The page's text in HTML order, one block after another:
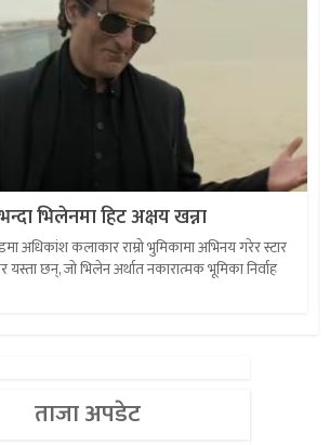
भिलेनमा हिट अक्षय खन्ना
अधिकांश कलाकार राम्रो भुमिकामा अभिनय गरेर स्टार
छन्, जो भिलेन अर्थात नकारात्मक भूमिका निर्वाह
ताजा अपडेट